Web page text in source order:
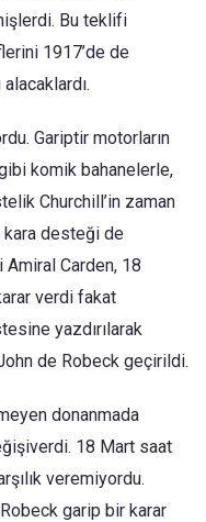
Bu teklifi
1917’de de
Gariptir motorların
komik bahanelerle,
Churchill’in zaman
kara desteği de
Amiral Carden, 18
verdi fakat
yazdırılarak
de Robeck geçirildi.
donanmada
18 Mart saat
veremiyordu.
Robeck garip bir karar